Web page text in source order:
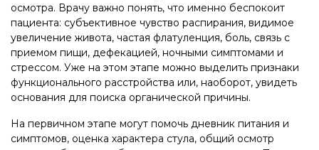
осмотра. Врачу важно понять, что именно беспокоит
пациента: субъективное чувство распирания, видимое
увеличение живота, частая флатуленция, боль, связь с
приемом пищи, дефекацией, ночными симптомами и
стрессом. Уже на этом этапе можно выделить признаки
функционального расстройства или, наоборот, увидеть
основания для поиска органической причины.
На первичном этапе могут помочь дневник питания и
симптомов, оценка характера стула, общий осмотр